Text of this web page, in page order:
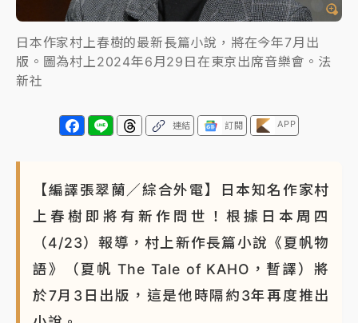
父親節泡湯了！中颱白海豚雨彈轟3天 「紅到發紫」降
雨熱區曝
日本作家村上春樹的最新長篇小說，將在今年7月出
版。圖為村上2024年6月29日在東京出席音樂會。法
新社
連結 訂閱 APP
【編譯張翠蘭／綜合外電】日本知名作家村
上春樹即將有新作問世！根據日本周四
（4/23）報導，村上新作長篇小說《夏帆物
語》（夏帆 The Tale of KAHO，暫譯）將
於7月3日出版，這是他時隔約3年再度推出